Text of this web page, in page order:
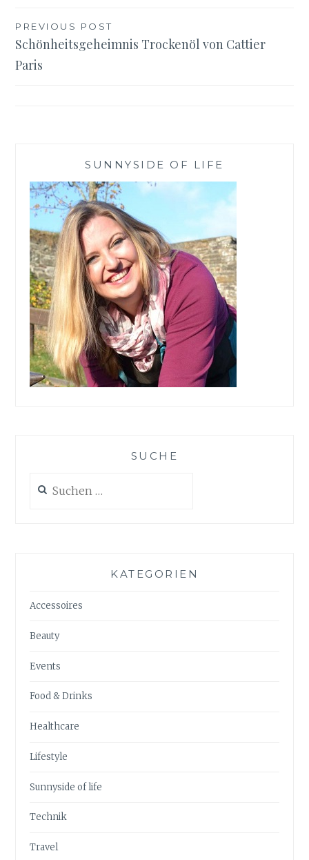
Beitragsnavigation
PREVIOUS POST
Schönheitsgeheimnis Trockenöl von Cattier
Paris
SUNNYSIDE OF LIFE
SUCHE
nach:
KATEGORIEN
Accessoires
Beauty
Events
Food & Drinks
Healthcare
Lifestyle
Sunnyside of life
Technik
Travel